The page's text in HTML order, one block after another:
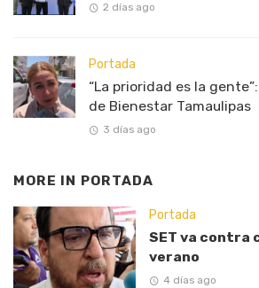
2 días ago
Portada
“La prioridad es la
de Bienestar Tamaulipas
3 días ago
MORE IN PORTADA
Portada
SET va contra
verano
4 días ago